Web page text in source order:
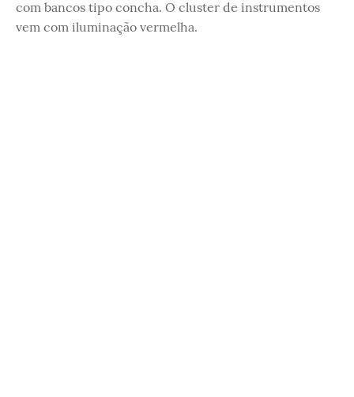
com bancos tipo concha. O cluster de instrumentos
vem com iluminação vermelha.